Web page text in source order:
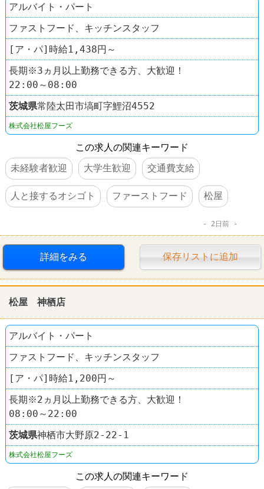
アルバイト・パート
ファストフード、キッチンスタッフ
[ア・パ]時給1,438円～
長期※3ヵ月以上勤務できる方、大歓迎！
22:00～08:00
茨城県常陸太田市塙町字鯉沼4552
株式会社松屋フーズ
この求人の関連キーワード
未経験者歓迎
大学生歓迎 交通費支給
人と接するオシゴト ファーストフード 松屋
2日前
詳細をみる 保存リストに追加
松屋 神栖店
アルバイト・パート
ファストフード、キッチンスタッフ
[ア・パ]時給1,200円～
長期※2ヵ月以上勤務できる方、大歓迎！
08:00～22:00
茨城県神栖市大野原2-22-1
株式会社松屋フーズ
この求人の関連キーワード